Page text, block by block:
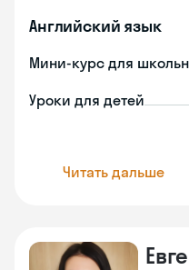
Английский язык
Мини-курс для
Уроки для детей
Читать дальше